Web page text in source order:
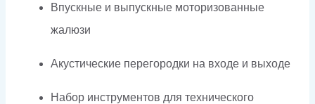
Впускные и выпускные моторизованные
жалюзи
Акустические перегородки на входе и выходе
Набор инструментов для технического